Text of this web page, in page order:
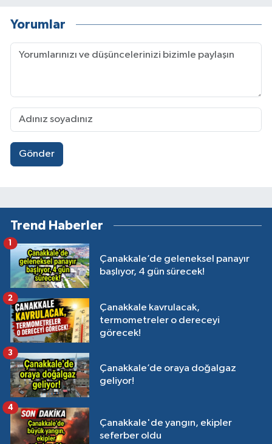
Yorumlar
Gönder
Trend Haberler
Çanakkale’de geleneksel panayır
başlıyor, 4 gün sürecek!
1
Çanakkale kavrulacak,
termometreler o dereceyi
görecek!
2
Çanakkale’de oraya doğalgaz
geliyor!
3
Çanakkale'de yangın, ekipler
seferber oldu
4